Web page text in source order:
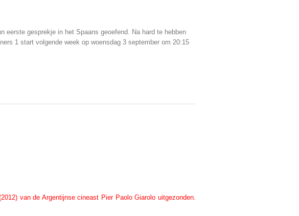
eerste gesprekje in het Spaans geoefend. Na hard te hebben
1 start volgende week op woensdag 3 september om 20:15
van de Argentijnse cineast Pier Paolo Giarolo uitgezonden.